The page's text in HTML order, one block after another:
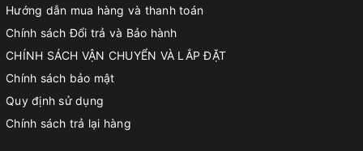
Hướng dẫn mua hàng và thanh toán
Chính sách Đổi trả và Bảo hành
CHÍNH SÁCH VẬN CHUYỂN VÀ LẮP ĐẶT
Chính sách bảo mật
Quy định sử dụng
Chính sách trả lại hàng